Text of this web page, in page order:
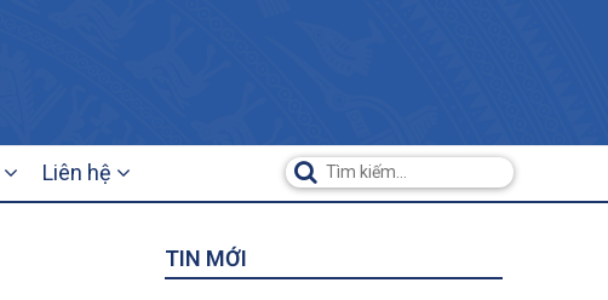
Liên hệ
TIN MỚI